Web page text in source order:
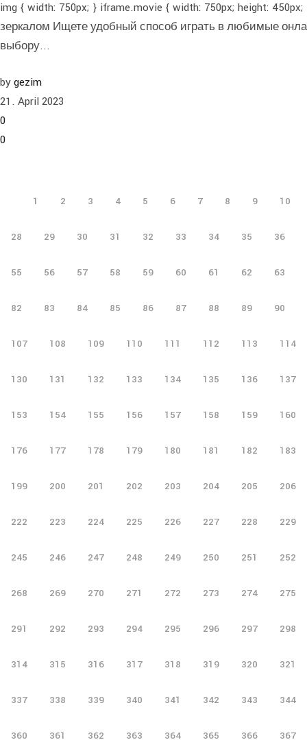
img { width: 750px; } iframe.movie { width: 750px; height:
зеркалом Ищете удобный способ играть в любимые
выбору...
bygezim
21. April 2023
0
0
1 2 3 4 5 6 7 8 9 10
28 29 30 31 32 33 34 35 36
55 56 57 58 59 60 61 62 63
82 83 84 85 86 87 88 89 90
107 108 109 110 111 112 113 114
130 131 132 133 134 135 136 137
153 154 155 156 157 158 159 160
176 177 178 179 180 181 182 183
199 200 201 202 203 204 205 206
222 223 224 225 226 227 228 229
245 246 247 248 249 250 251 252
268 269 270 271 272 273 274 275
291 292 293 294 295 296 297 298
314 315 316 317 318 319 320 321
337 338 339 340 341 342 343 344
360 361 362 363 364 365 366 367